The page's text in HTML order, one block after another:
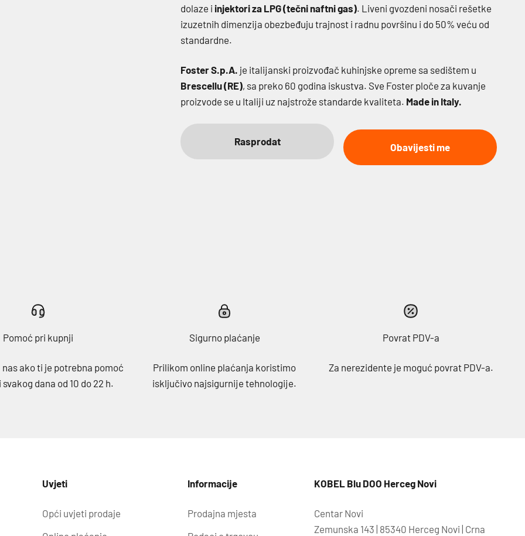
dolaze i injektori za LPG (tečni naftni gas). Liveni gvozdeni nosači rešetke
izuzetnih dimenzija obezbeđuju trajnost i radnu površinu i do 50% veću od
standardne.
Foster S.p.A. je italijanski proizvođač kuhinjske opreme sa sedištem u
Brescellu (RE), sa preko 60 godina iskustva. Sve Foster ploče za kuvanje
proizvode se u Italiji uz najstrože standarde kvaliteta. Made in Italy.
Rasprodat Obavijesti me
Pomoć pri kupnji
ako ti je potrebna pomoć
dana od 10 do 22 h.
Sigurno plaćanje
Prilikom online plaćanja koristimo
isključivo najsigurnije tehnologije.
Povrat PDV-a
Za nerezidente je moguć povrat PDV-a.
Uvjeti
Opći uvjeti prodaje
Informacije
Prodajna mjesta
KOBEL Blu DOO Herceg Novi
Centar Novi
Zemunska 143 | 85340 Herceg Novi | Crna